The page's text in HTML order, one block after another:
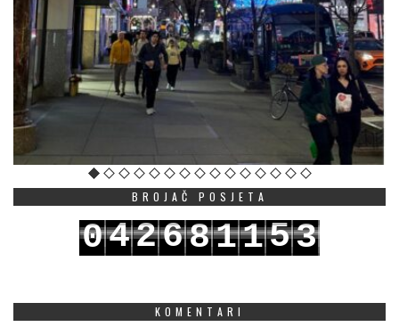
BROJAČ POSJETA
042681153
KOMENTARI